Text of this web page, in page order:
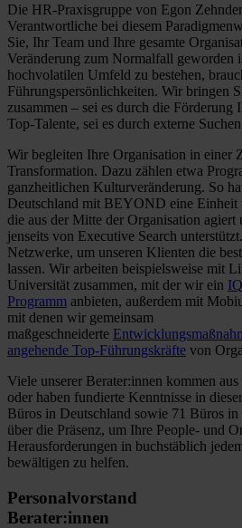
Die HR­-Praxisgruppe von Egon
Verantwortliche bei diesem
Sie, Ihr Team und Ihre gesamte
Veränderung zum Normalfall geworden
hochvolatilen Umfeld zu bestehen,
Führungspersönlichkeiten. Wir bringen
zusammen – sei es durch die Förderung
Top-­Talente, sei es durch externe
Wir begleiten Ihre Organisation in einer
Transformation. Dazu zählen etwa
ganzheitlichen Kulturveränderung. So
Deutschland mit BEYOND eine Einheit
die aus der Mitte der Organisation agiert
jenseits von Executive Search
Netzwerke, um unseren Klienten die
lassen. Wir arbeiten beispielsweise mit
Universität zusammen, mit der wir ein
Programm anbieten, außerdem mit
mit denen wir gemeinsam
maßgeschneiderte
angehende Top­-Führungskräfte von
Viele unserer Berater:innen kommen
oder haben fundierte Kenntnisse in
Büros in Deutschland sowie 71 Büros
über die Präsenz, um Ihre People­- und
Herausforderungen in buchstäblich
bewältigen zu helfen.
Personalvorstand
Berater:innen